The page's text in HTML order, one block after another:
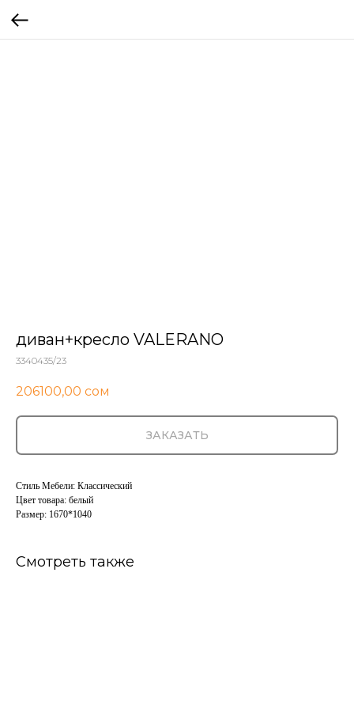
диван+кресло VALERANO
3340435/23
206100,00 сом
ЗАКАЗАТЬ
Стиль Мебели: Классический
Цвет товара: белый
Размер: 1670*1040
Смотреть также